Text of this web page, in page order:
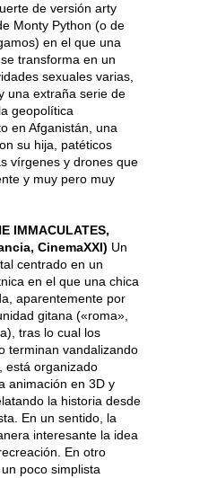
de versión arty
Monty Python (o de
en el que una
transforma en un
sexuales varias,
una extraña serie de
geopolítica
en Afganistán, una
su hija, patéticos
vírgenes y drones que
y muy pero muy
IMMACULATES,
CinemaXXI) Un
centrado en un
en el que una chica
aparentemente por
gitana («roma»,
tras lo cual los
terminan vandalizando
está organizado
animación en 3D y
la historia desde
En un sentido, la
interesante la idea
En otro
poco simplista